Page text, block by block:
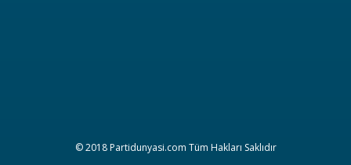
© 2018 Partidunyasi.com Tüm Hakları Saklıdır